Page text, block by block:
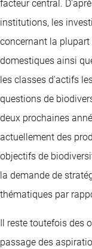
facteur central.
institutions, les
concernant la
domestiques ainsi
les classes d'actifs
questions de
deux prochaines
actuellement des
objectifs de
la demande de
thématiques par
Il reste toutefois des
passage des